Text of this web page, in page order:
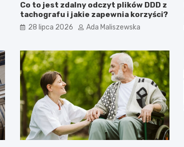
Co to jest zdalny odczyt plików DDD z
tachografu i jakie zapewnia korzyści?
28 lipca 2026 Ada Maliszewska